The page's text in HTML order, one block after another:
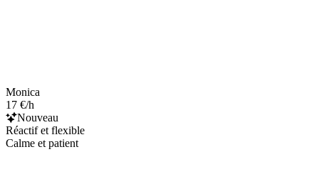
Monica
17 €/h
Nouveau
Réactif et flexible
Calme et patient